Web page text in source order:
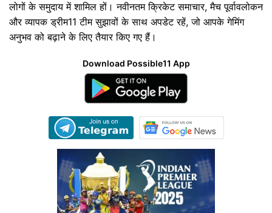
लोगों के समुदाय में शामिल हों। नवीनतम क्रिकेट समाचार, मैच पूर्वावलोकन
और व्यापक ड्रीम11 टीम सुझावों के साथ अपडेट रहें, जो आपके गेमिंग
अनुभव को बढ़ाने के लिए तैयार किए गए हैं।
Download Possible11 App